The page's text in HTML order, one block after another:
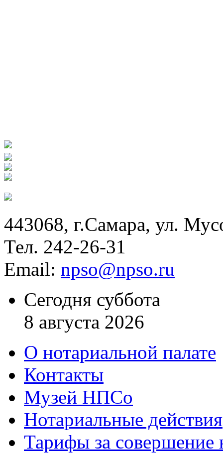
443068, г.Самара, ул.
Тел. 242-26-31
Email: npso@npso.ru
Сегодня суббота
8 августа 2026
О нотариальной палате
Контакты
Музей НПСо
Нотариальные действия
Тарифы за совершение